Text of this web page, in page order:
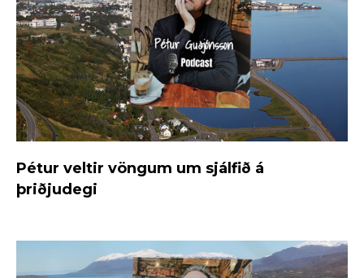
Pétur veltir vöngum um sjálfið á
þriðjudegi